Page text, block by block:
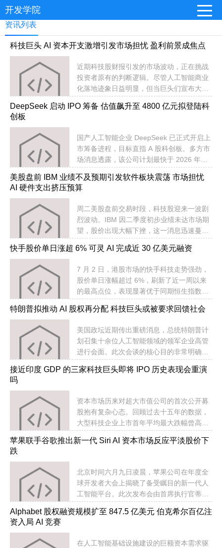
开发学院
资讯列表
科技巨头 AI 资本开支激增引发市场担忧 盈利前景成焦点
​近期科技股财报引发的市场波动，正在挑战
投资者原有的判断逻辑。尽管人工智能商业
化落地迹象日益明显，但当巨头们宣布大幅
反应。这种将投资增加视为利空的现象，与
DeepSeek 启动 IPO 筹备 估值飙升至 4800 亿元拟登陆科
创板
国产人工智能企业 DeepSeek 已正式开启上
市筹备进程，目标直指 A 股科创板。多方市
场消息透露，该公司计划最快于 2026 年底
式挂牌。
美股盘前 IBM 业绩不及预期引发软件板块震荡 市场担忧
AI 硬件支出挤压预算
周二美股盘前交易时段，科技股迎来一波剧
烈波动。IBM 因二季度初步业绩未达市场期
望，股价出现大幅下挫，这一消息迅速蔓延
本期待科技巨头能延续增长态势，但财报数
快手股价单日涨超 6% 可灵 AI 完成近 30 亿美元融资
7 月 2 日，港股市场的快手科技走势强劲，
股价单日涨幅超过 6%，刷新了近一周以来
的最高点位，表现显著优于同期恒生指数。
智能业务板块可灵 AI 正式完成了一笔规模空
特朗普拟推动 AI 股权再分配 科技巨头或被要求回馈社会
美国政坛近期传出重磅消息，总统特朗普计
划召集十余位人工智能领域的领军企业高管
进行会面。此次会谈的核心目的非常明确，
分股份回馈社会，从而缓解公众对于技术变
接近印度 GDP 的三家科技巨头即将 IPO 历史表现会重演
吗
资本市场历来对超大市值公司的首次公开募
股抱有复杂心态。回顾过去十五年的数据，
大型科技企业上市首年平均最大跌幅曾高达
象似乎已成某种规律
苹果联手谷歌推出新一代 Siri AI 资本市场反应平淡股价下
跌
北京时间六月九日凌晨，苹果公司在年度全
球开发者大会上揭晓了备受瞩目的新一代人
工智能平台。此次发布会由首席执行官蒂姆·
主题演讲。
Alphabet 股权融资规模扩至 847.5 亿美元 伯克希尔百亿注
资入局 AI 竞赛
​在人工智能基础设施建设的巨额资本需求驱